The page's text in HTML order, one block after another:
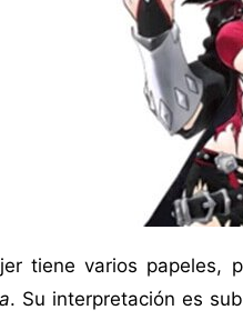
tiene varios
. Su interpretación es